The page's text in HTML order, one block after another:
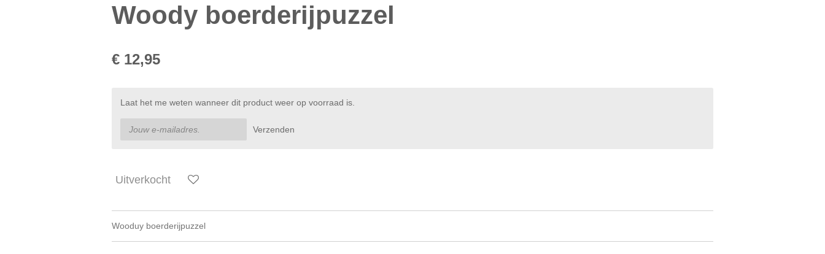
Woody boerderijpuzzel
€ 12,95
Laat het me weten wanneer dit product weer op voorraad is.
Verzenden
Uitverkocht
Wooduy boerderijpuzzel